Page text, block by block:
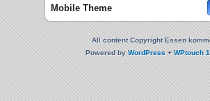
Mobile Theme
All content Copyright Essen
Powered byWordPress+WPtouch